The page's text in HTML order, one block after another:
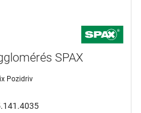
SPAX
Pozidriv